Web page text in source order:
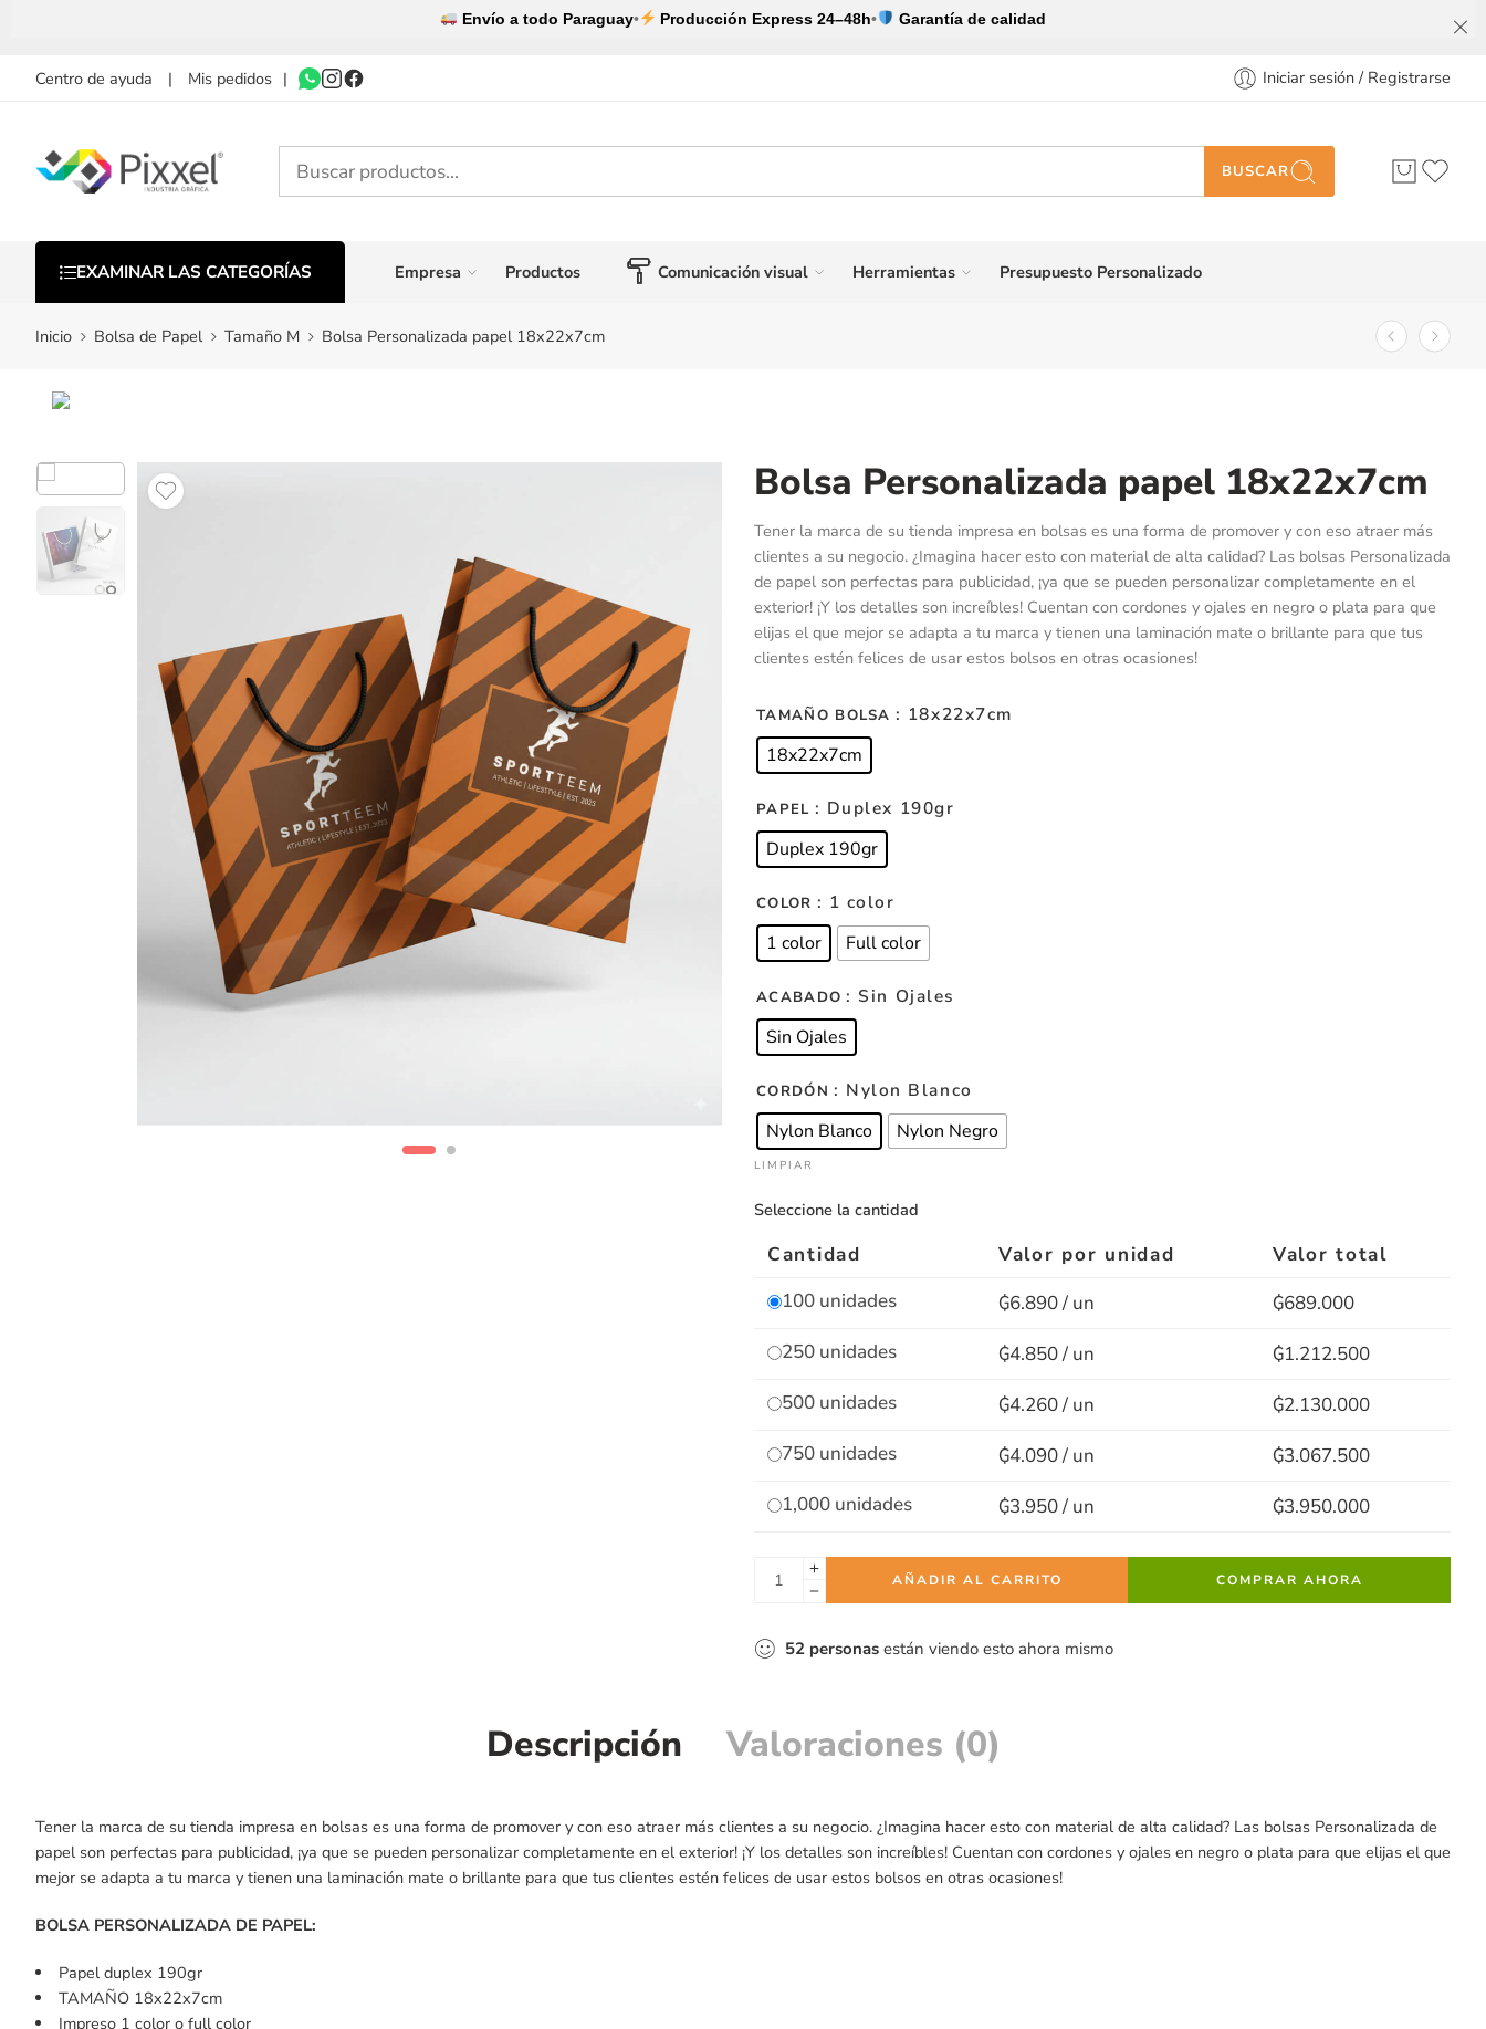
Envío a todo Paraguay• Producción Express 24–48h• Garantía de calidad
Centro de ayuda | Mis pedidos | Iniciar sesión / Registrarse
BUSCAR
EXAMINAR LAS CATEGORÍAS Empresa Productos Comunicación visual Herramientas Presupuesto Personalizado
Inicio Bolsa de Papel Tamaño M Bolsa Personalizada papel 18x22x7cm
Bolsa Personalizada papel 18x22x7cm
Tener la marca de su tienda impresa en bolsas es una forma de promover y con eso atraer más
clientes a su negocio. ¿Imagina hacer esto con material de alta calidad? Las bolsas Personalizada
de papel son perfectas para publicidad, ¡ya que se pueden personalizar completamente en el
exterior! ¡Y los detalles son increíbles! Cuentan con cordones y ojales en negro o plata para que
elijas el que mejor se adapta a tu marca y tienen una laminación mate o brillante para que tus
clientes estén felices de usar estos bolsos en otras ocasiones!
TAMAÑO BOLSA : 18x22x7cm
18x22x7cm
PAPEL : Duplex 190gr
Duplex 190gr
COLOR : 1 color
1 color Full color
ACABADO : Sin Ojales
Sin Ojales
CORDÓN : Nylon Blanco
Nylon Blanco Nylon Negro
LIMPIAR
Seleccione la cantidad
Cantidad Valor por unidad
Valor total
100 unidades
₲6.890 / un
₲689.000
250 unidades
₲4.850 / un
₲1.212.500
500 unidades
₲4.260 / un
₲2.130.000
750 unidades
₲4.090 / un
₲3.067.500
1,000 unidades
₲3.950 / un ₲3.950.000
AÑADIR AL CARRITO COMPRAR AHORA
52 personas están viendo esto ahora mismo
Descripción Valoraciones (0)
Tener la marca de su tienda impresa en bolsas es una forma de promover y con eso atraer más clientes a su negocio. ¿Imagina hacer esto con material de alta calidad? Las bolsas Personalizada de
papel son perfectas para publicidad, ¡ya que se pueden personalizar completamente en el exterior! ¡Y los detalles son increíbles! Cuentan con cordones y ojales en negro o plata para que elijas el que
mejor se adapta a tu marca y tienen una laminación mate o brillante para que tus clientes estén felices de usar estos bolsos en otras ocasiones!
BOLSA PERSONALIZADA DE PAPEL:
Papel duplex 190gr
TAMAÑO 18x22x7cm
Impreso 1 color o full color